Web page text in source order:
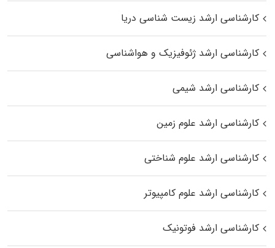
کارشناسی ارشد زیست‌ شناسی دریا
کارشناسی ارشد ژئوفیزیک و هواشناسی
کارشناسی ارشد شیمی
کارشناسی ارشد علوم زمین
کارشناسی ارشد علوم شناختی
کارشناسی ارشد علوم کامپیوتر
کارشناسی ارشد فوتونیک